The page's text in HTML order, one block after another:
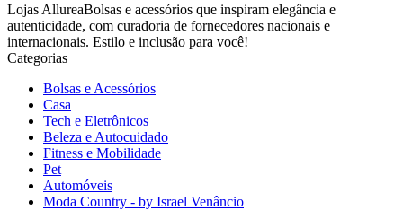
Lojas AllureaBolsas e acessórios que inspiram elegância e
autenticidade, com curadoria de fornecedores nacionais e
internacionais. Estilo e inclusão para você!
Categorias
Bolsas e Acessórios
Casa
Tech e Eletrônicos
Beleza e Autocuidado
Fitness e Mobilidade
Pet
Automóveis
Moda Country - by Israel Venâncio